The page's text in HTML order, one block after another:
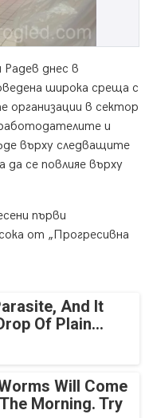
днес в
широка среща с
в сектор
и
върху следващите
се повлияе върху
първи
от „Прогресивна
And It
Of Plain...
Will Come
Morning. Try